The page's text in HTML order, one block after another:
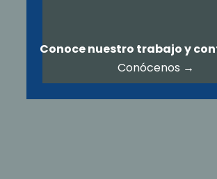
Conócenos →
Conoce nuestro trabajo y